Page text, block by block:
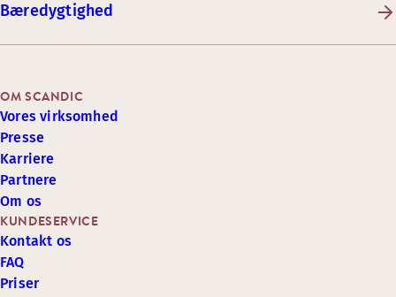
Bæredygtighed
KUNDESERVICE
Kontakt os
FAQ
Priser
OM SCANDIC
Vores virksomhed
Presse
Karriere
Partnere
Om os